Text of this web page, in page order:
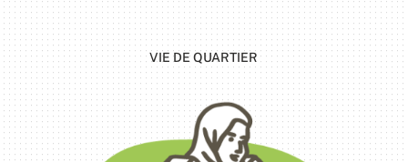
VIE DE QUARTIER